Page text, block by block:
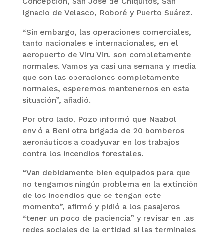
Ignacio de Velasco, Roboré y Puerto Suárez.
“Sin embargo, las operaciones comerciales,
tanto nacionales e internacionales, en el
aeropuerto de Viru Viru son completamente
normales. Vamos ya casi una semana y media
que son las operaciones completamente
normales, esperemos mantenernos en esta
situación”, añadió.
Por otro lado, Pozo informó que Naabol
envió a Beni otra brigada de 20 bomberos
aeronáuticos a coadyuvar en los trabajos
contra los incendios forestales.
“Van debidamente bien equipados para que
no tengamos ningún problema en la extinción
de los incendios que se tengan este
momento”, afirmó y pidió a los pasajeros
“tener un poco de paciencia” y revisar en las
redes sociales de la entidad si las terminales